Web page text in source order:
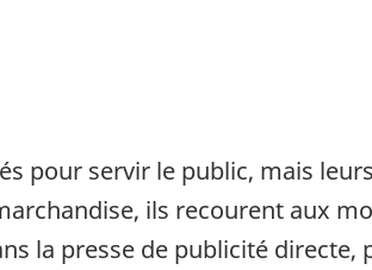
pour servir le public, mais
ils recourent aux
la presse de publicité directe,